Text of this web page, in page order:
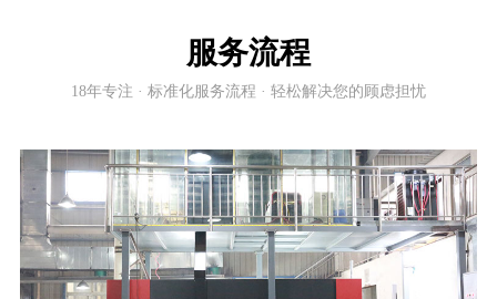
服务流程
18年专注 · 标准化服务流程 · 轻松解决您的顾虑担忧